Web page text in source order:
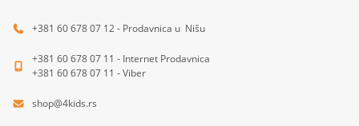
+381 60 678 07 12 - Prodavnica u Nišu
+381 60 678 07 11 - Internet Prodavnica
+381 60 678 07 11 - Viber
shop@4kids.rs